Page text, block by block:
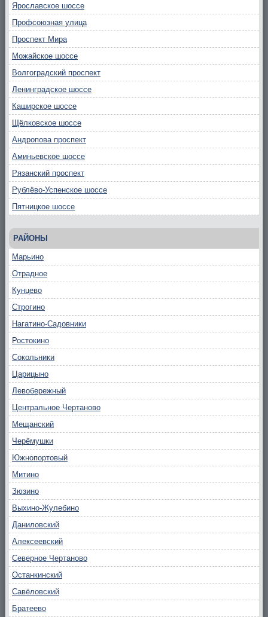
Ярославское шоссе
Профсоюзная улица
Проспект Мира
Можайское шоссе
Волгоградский проспект
Ленинградское шоссе
Каширское шоссе
Щёлковское шоссе
Андропова проспект
Аминьевское шоссе
Рязанский проспект
Рублёво-Успенское шоссе
Пятницкое шоссе
РАЙОНЫ
Марьино
Отрадное
Кунцево
Строгино
Нагатино-Садовники
Ростокино
Сокольники
Царицыно
Левобережный
Центральное Чертаново
Мещанский
Черёмушки
Южнопортовый
Митино
Зюзино
Выхино-Жулебино
Даниловский
Алексеевский
Северное Чертаново
Останкинский
Савёловский
Братеево